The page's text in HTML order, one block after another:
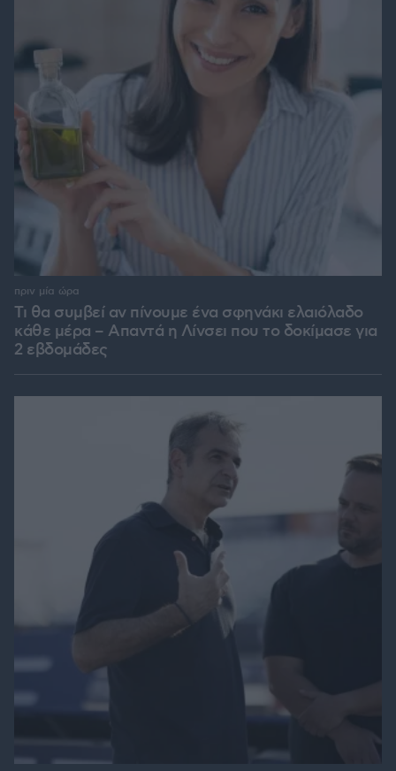
Τι θα συμβεί αν πίνουμε ένα σφηνάκι ελαιόλαδο
κάθε μέρα – Απαντά η Λίνσει που το δοκίμασε για
2 εβδομάδες
πριν μία ώρα